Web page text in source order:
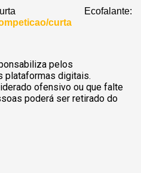
Ecofalante:
curta
pelos
plataformas digitais.
ofensivo ou que falte
poderá ser retirado do